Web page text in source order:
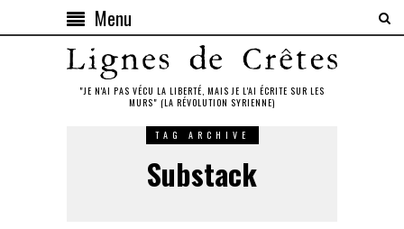
Menu
"JE N'AI PAS VÉCU LA LIBERTÉ, MAIS JE L'AI ÉCRITE SUR LES
MURS" (LA RÉVOLUTION SYRIENNE)
TAG ARCHIVE
Substack